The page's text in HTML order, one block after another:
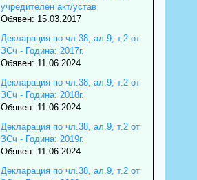
учредителен акт/устав
Обявен: 15.03.2017
Декларация по чл.38, ал.9, т.2 от
ЗСч - Година: 2017г.
Обявен: 11.06.2024
Декларация по чл.38, ал.9, т.2 от
ЗСч - Година: 2018г.
Обявен: 11.06.2024
Декларация по чл.38, ал.9, т.2 от
ЗСч - Година: 2019г.
Обявен: 11.06.2024
Декларация по чл.38, ал.9, т.2 от